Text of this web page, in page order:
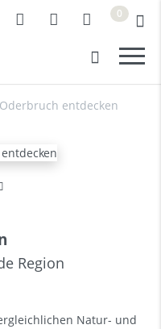
0
entdecken
Region
Natur- und